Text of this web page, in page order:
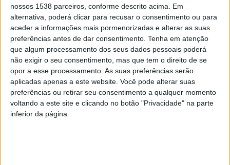
nossos 1538 parceiros, conforme descrito acima. Em
alternativa, poderá clicar para recusar o consentimento ou para
aceder a informações mais pormenorizadas e alterar as suas
preferências antes de dar consentimento. Tenha em atenção
que algum processamento dos seus dados pessoais poderá
não exigir o seu consentimento, mas que tem o direito de se
opor a esse processamento. As suas preferências serão
aplicadas apenas a este website. Você pode alterar suas
preferências ou retirar seu consentimento a qualquer momento
voltando a este site e clicando no botão "Privacidade" na parte
inferior da página.
jovens e das jovens da Póvoa de Lanhoso. Por isso
temos gosto em atribuir este apoio todos os anos.” O
autarca dirigiu também uma palavra de apreço e
reconhecimento para os pais que fazem sacrifícios no
dia-a-dia para que os/as filhas/as possam prosseguir
com o percurso académico.